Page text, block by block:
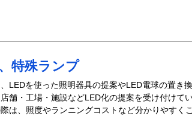
特殊ランプ
LEDを使った照明器具の提案やLED電球の置き
舗・工場・施設などLED化の提案を受け付けてい
は、照度やランニングコストなど分かりやすく